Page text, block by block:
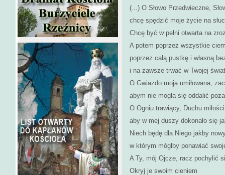
(...) O Słowo Przedwieczne,
chcę spędzić moje życie na
Chcę być w pełni otwarta na
A potem poprzez wszystkie
poprzez całą pustkę i własną
i na zawsze trwać w Twojej
O Gwiazdo moja umiłowana,
abym nie mogła się oddalić
O Ogniu trawiący, Duchu
aby w mej duszy dokonało się
Niech będę dla Niego jakby
w którym mógłby ponawiać
A Ty, mój Ojcze, racz pochylić
Okryj je swoim cieniem